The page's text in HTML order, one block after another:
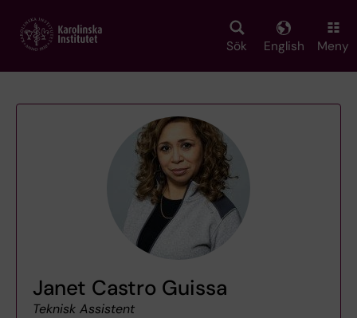
main
Sök English Meny
Janet Castro Guissa
Teknisk Assistent